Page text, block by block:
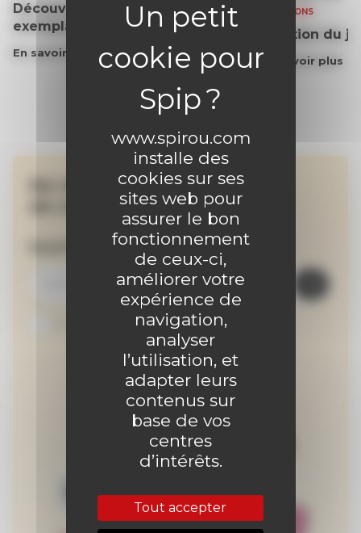
www.spirou.com
installe des
cookies sur ses
sites web pour
assurer le bon
fonctionnement
de ceux-ci,
améliorer votre
expérience de
navigation,
analyser
l’utilisation, et
adapter leurs
contenus sur
base de vos
centres
d’intérêts.
Tout accepter
Découvrez gratuitement un
exemplaire du journal !
En savoir plus
SOLUTIONS
Solution du
En savoir plus
Ne manquez aucune
de nos actualités !
Inscrivez-vous à la newsletter
Je suis abonné au site